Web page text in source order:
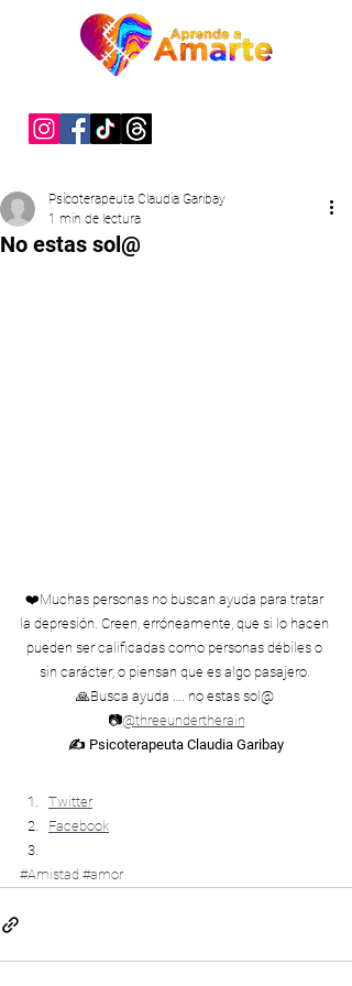
No estas sol@
Psicoterapeuta Claudia Garibay
1 min de lectura
❤️Muchas personas no buscan ayuda para tratar
la depresión. Creen, erróneamente, que si lo hacen
pueden ser calificadas como personas débiles o
sin carácter; o piensan que es algo pasajero.
🙏Busca ayuda …. no estas sol@
📷@threeundertherain
✍ Psicoterapeuta Claudia Garibay
Twitter
Facebook
#Amistad #amor